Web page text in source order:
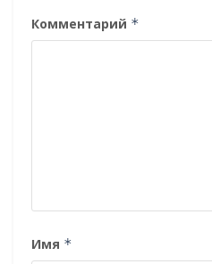
Комментарий *
Имя *